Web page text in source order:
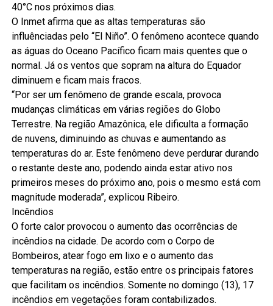
40°C nos próximos dias.
O Inmet afirma que as altas temperaturas são
influênciadas pelo “El Niño”. O fenômeno acontece quando
as águas do Oceano Pacífico ficam mais quentes que o
normal. Já os ventos que sopram na altura do Equador
diminuem e ficam mais fracos.
“Por ser um fenômeno de grande escala, provoca
mudanças climáticas em várias regiões do Globo
Terrestre. Na região Amazônica, ele dificulta a formação
de nuvens, diminuindo as chuvas e aumentando as
temperaturas do ar. Este fenômeno deve perdurar durando
o restante deste ano, podendo ainda estar ativo nos
primeiros meses do próximo ano, pois o mesmo está com
magnitude moderada”, explicou Ribeiro.
Incêndios
O forte calor provocou o aumento das ocorrências de
incêndios na cidade. De acordo com o Corpo de
Bombeiros, atear fogo em lixo e o aumento das
temperaturas na região, estão entre os principais fatores
que facilitam os incêndios. Somente no domingo (13), 17
incêndios em vegetações foram contabilizados.